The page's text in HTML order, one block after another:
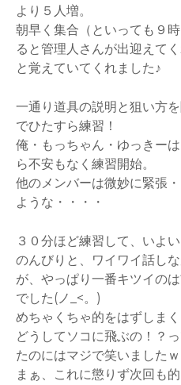
より５人増。
朝早く集合（といっても９
ると管理人さんが出迎えて
と覚えていてくれました♪
一通り道具の説明と狙い方
でひたすら練習！
俺・もっちゃん・ゆっきー
ら不安もなく練習開始。
他のメンバーは微妙に緊張
ような・・・・
３０分ほど練習して、いよ
のんびりと、ワイワイ話し
が、やっぱり一番キツイの
でした(ノ_<。)
めちゃくちゃ的をはずしま
どうしてソコに飛ぶの！？
たのにはマジで笑いましたｗ
まぁ、これに懲りず次回も